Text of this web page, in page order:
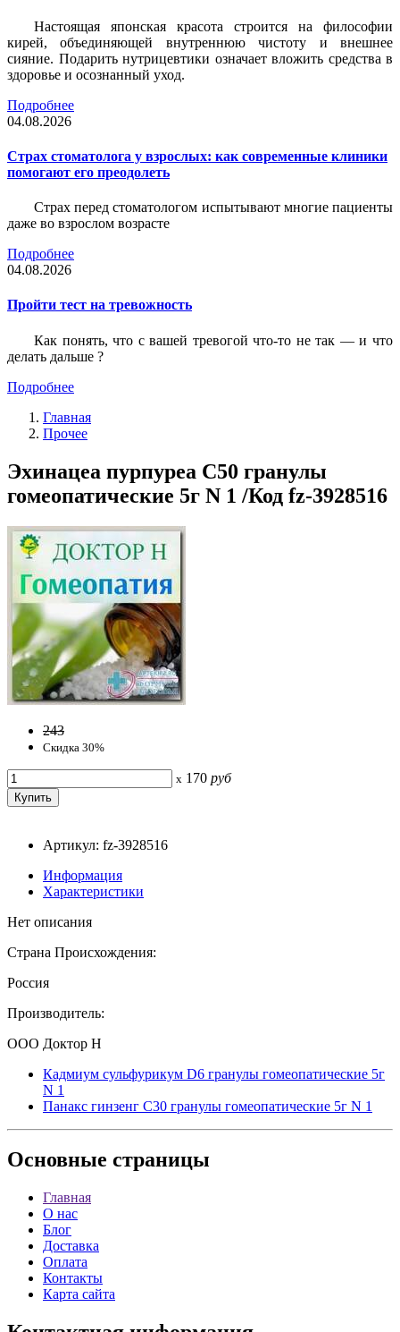
Настоящая японская красота строится на философии
кирей, объединяющей внутреннюю чистоту и внешнее
сияние. Подарить нутрицевтики означает вложить средства в
здоровье и осознанный уход.
Подробнее
04.08.2026
Страх стоматолога у взрослых: как современные клиники
помогают его преодолеть
Страх перед стоматологом испытывают многие пациенты
даже во взрослом возрасте
Подробнее
04.08.2026
Пройти тест на тревожность
Как понять, что с вашей тревогой что-то не так — и что
делать дальше ?
Подробнее
Главная
Прочее
Эхинацеа пурпуреа С50 гранулы
гомеопатические 5г N 1 /Код fz-3928516
243
Скидка 30%
x 170 руб
Артикул: fz-3928516
Информация
Характеристики
Нет описания
Страна Происхождения:
Россия
Производитель:
ООО Доктор Н
Кадмиум сульфурикум D6 гранулы гомеопатические 5г
N 1
Панакс гинзенг С30 гранулы гомеопатические 5г N 1
Основные страницы
Главная
О нас
Блог
Доставка
Оплата
Контакты
Карта сайта